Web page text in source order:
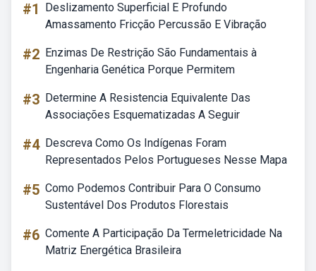
#1
Deslizamento Superficial E Profundo
Amassamento Fricção Percussão E Vibração
#2 Enzimas De Restrição São Fundamentais à
Engenharia Genética Porque Permitem
#3 Determine A Resistencia Equivalente Das
Associações Esquematizadas A Seguir
#4 Descreva Como Os Indígenas Foram
Representados Pelos Portugueses Nesse Mapa
#5 Como Podemos Contribuir Para O Consumo
Sustentável Dos Produtos Florestais
#6 Comente A Participação Da Termeletricidade Na
Matriz Energética Brasileira